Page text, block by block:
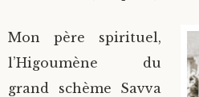
Mon père spirituel,
l’Higoumène du
grand schème Savva